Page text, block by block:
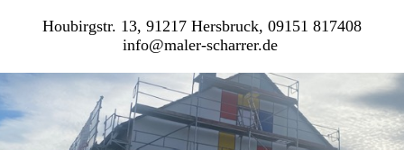
Houbirgstr. 13, 91217 Hersbruck, 09151 817408
info@maler-scharrer.de